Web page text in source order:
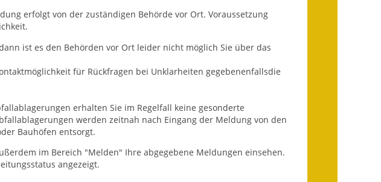
Rathaus
Bauhof Notzingen
Behördenadressen
Landkreis
erfolgt von der zuständigen Behörde vor Ort. Voraussetzung
ist es den Behörden vor Ort leider nicht möglich Sie über das
für Rückfragen bei Unklarheiten gegebenenfallsdie
erhalten Sie im Regelfall keine gesonderte
werden zeitnah nach Eingang der Meldung von den
Bauhöfen entsorgt.
im Bereich "Melden" Ihre abgegebene Meldungen einsehen.
angezeigt.